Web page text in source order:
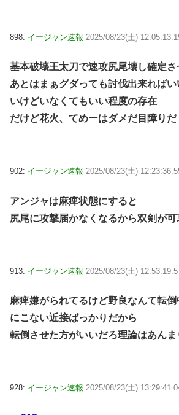
898: イージャン速報 2025/08/23(土)
基本破壊王太刀で速攻尻尾壊し確定さ
あとはまぁグダっても討伐出来れば
いけどいなくてもいい程度の存在
だけど花火、てめーはダメだ目障りだ
902: イージャン速報 2025/08/23(土)
アンジャは麻痺状態にすると
尻尾に攻撃届かなくなるから双剣が可
913: イージャン速報 2025/08/23(土)
麻痺嫌がられてるけど野良なんて転
にこない近接ばっかりだから
転倒させた方がいいだろ理論はあん
928: イージャン速報 2025/08/23(土)